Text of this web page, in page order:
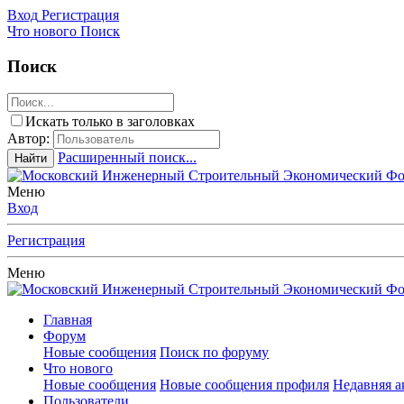
Вход Регистрация
Что нового Поиск
Поиск
Искать только в заголовках
Автор:
Найти Расширенный поиск...
Меню
Вход
Регистрация
Меню
Главная
Форум
Новые сообщения Поиск по форуму
Что нового
Новые сообщения Новые сообщения профиля Недавняя